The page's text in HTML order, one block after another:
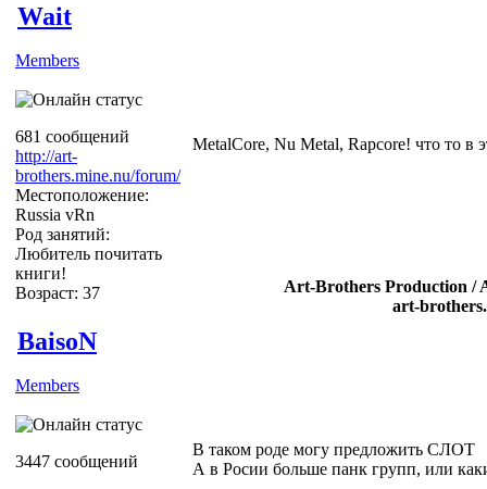
Wait
Members
681 сообщений
http://art-
brothers.mine.nu/forum/
Местоположение:
Russia vRn
Род занятий:
Любитель почитать
книги!
Возраст: 37
MetalCore, Nu Metal, Rapcore! что то в
Art-Brothers Production /
art-
BaisoN
Members
3447 сообщений
В таком роде могу предложить СЛОТ
А в Росии больше панк групп, или